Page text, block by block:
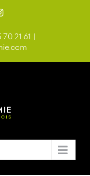
Instagram
21 61 |